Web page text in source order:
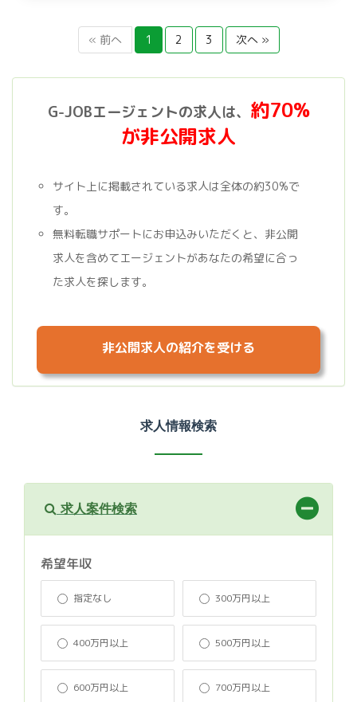
« 前へ 1 2 3 次へ »
G-JOBエージェントの求人は、 約70%
が非公開求人
サイト上に掲載されている求人は全体の約30%で
す。
無料転職サポートにお申込みいただくと、非公開
求人を含めてエージェントがあなたの希望に合っ
た求人を探します。
非公開求人の紹介を受ける
求人情報検索
求人案件検索
希望年収
指定なし 300万円以上
400万円以上 500万円以上
600万円以上 700万円以上